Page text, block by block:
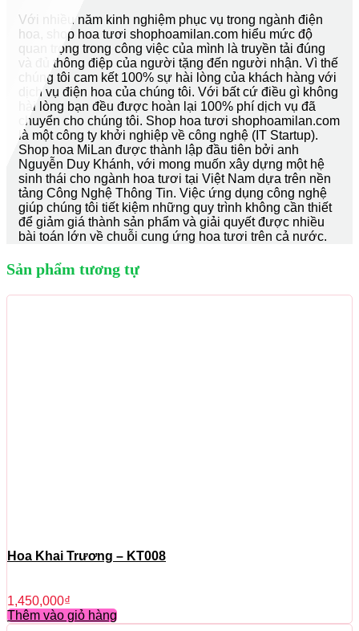
Với nhiều năm kinh nghiệm phục vụ trong ngành điện
hoa, shop hoa tươi shophoamilan.com hiểu mức độ
quan trọng trong công việc của mình là truyền tải đúng
và đủ thông điệp của người tặng đến người nhận. Vì thế
chúng tôi cam kết 100% sự hài lòng của khách hàng với
dịch vụ điện hoa của chúng tôi. Với bất cứ điều gì không
hài lòng bạn đều được hoàn lại 100% phí dịch vụ đã
chuyển cho chúng tôi. Shop hoa tươi shophoamilan.com
là một công ty khởi nghiệp về công nghệ (IT Startup).
Shop hoa MiLan được thành lập đầu tiên bởi anh
Nguyễn Duy Khánh, với mong muốn xây dựng một hệ
sinh thái cho ngành hoa tươi tại Việt Nam dựa trên nền
tảng Công Nghệ Thông Tin. Việc ứng dụng công nghệ
giúp chúng tôi tiết kiệm những quy trình không cần thiết
để giảm giá thành sản phẩm và giải quyết được nhiều
bài toán lớn về chuỗi cung ứng hoa tươi trên cả nước.
Sản phẩm tương tự
Hoa Khai Trương – KT008
1,450,000₫
Thêm vào giỏ hàng